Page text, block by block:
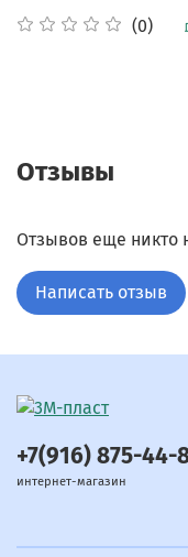
(0)
Отзывы
Отзывов еще никто
Написать отзыв
+7(916) 875-44-
интернет-магазин